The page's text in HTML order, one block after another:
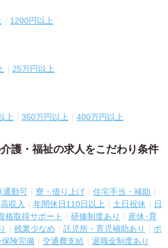
1200円以上
25万円以上
上 350万円以上 400万円以上
護・福祉の求人をこだわり条件
通勤可 寮・借り上げ
住宅手当・補助
高収入 年間休日110日以上 土日祝休
日
格取得サポート 研修制度あり
産休･育
残業少なめ 託児所・育児補助あり
ボ
保険完備 交通費支給 退職金制度あり